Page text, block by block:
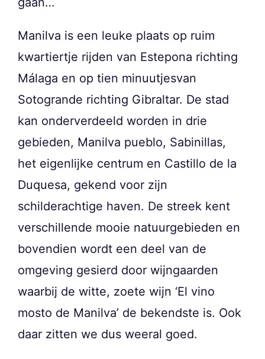
Manilva is een leuke plaats op ruim
kwartiertje rijden van Estepona richting
Málaga en op tien minuutjesvan
Sotogrande richting Gibraltar. De stad
kan onderverdeeld worden in drie
gebieden, Manilva pueblo, Sabinillas,
het eigenlijke centrum en Castillo de la
Duquesa, gekend voor zijn
schilderachtige haven. De streek kent
verschillende mooie natuurgebieden en
bovendien wordt een deel van de
omgeving gesierd door wijngaarden
waarbij de witte, zoete wijn ‘El vino
mosto de Manilva’ de bekendste is. Ook
daar zitten we dus weeral goed.